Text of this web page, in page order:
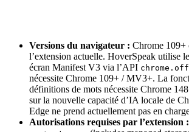
Versions du navigateur : Chrome 109+
l’extension actuelle. HoverSpeak utilise
écran Manifest V3 via l’API
nécessite Chrome 109+ / MV3+. La
définitions de mots nécessite Chrome
sur la nouvelle capacité d’IA locale de
Edge ne prend actuellement pas en
Autorisations requises par l’extension :